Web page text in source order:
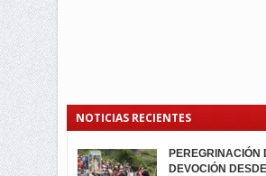
NOTICIAS RECIENTES
PEREGRINACIÓN
DEVOCIÓN
PROCESIÓN DE
DE LA CARIDAD
SEGUNDA
ELECCIONES